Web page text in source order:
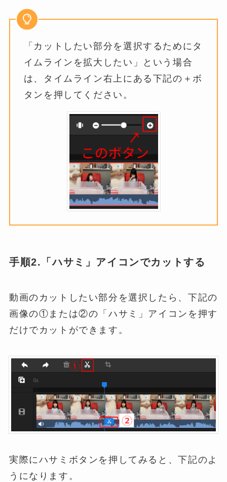
「カットしたい部分を選択するためにタ
イムラインを拡大したい」という場合
は、タイムライン右上にある下記の＋ボ
タンを押してください。
手順2.「ハサミ」アイコンでカットする
動画のカットしたい部分を選択したら、下記の
画像の①または②の「ハサミ」アイコンを押す
だけでカットができます。
実際にハサミボタンを押してみると、下記のよ
うになります。